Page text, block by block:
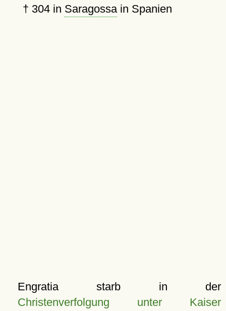
† 304in Saragossain Spanien
Engratia starb in der
Christenverfolgung unter Kaiser